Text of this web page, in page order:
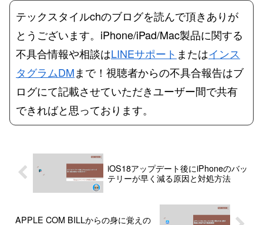
テックスタイルchのブログを読んで頂きありが
とうございます。iPhone/iPad/Mac製品に関する
不具合情報や相談はLINEサポート またはインス
タグラムDMまで！視聴者からの不具合報告はブ
ログにて記載させていただきユーザー間で共有
できればと思っております。
iOS18アップデート後にiPhoneのバッ
テリーが早く減る原因と対処方法
APPLE COM BILLからの身に覚えの